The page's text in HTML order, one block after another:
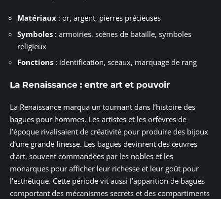
Matériaux : or, argent, pierres précieuses
Symboles : armoiries, scènes de bataille, symboles
religieux
Fonctions : identification, sceaux, marquage de rang
La Renaissance : entre art et pouvoir
La Renaissance marqua un tournant dans l’histoire des
bagues pour hommes. Les artistes et les orfèvres de
l’époque rivalisaient de créativité pour produire des bijoux
d’une grande finesse. Les bagues devinrent des œuvres
d’art, souvent commandées par les nobles et les
monarques pour afficher leur richesse et leur goût pour
l’esthétique. Cette période vit aussi l’apparition de bagues
comportant des mécanismes secrets et des compartiments